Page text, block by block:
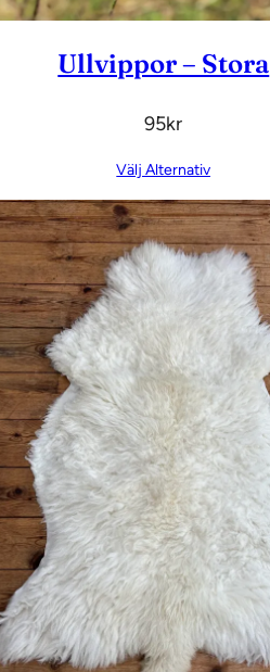
Ullvippor – Stora
95Kr
Välj Alternativ